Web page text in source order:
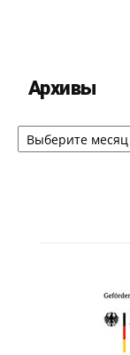
Архивы
Архивы